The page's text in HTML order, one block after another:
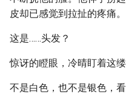
皮却已感觉到拉扯的疼痛。
这是……头发？
惊讶的瞪眼，冷晴盯着这缕
不是白色，也不是银色，